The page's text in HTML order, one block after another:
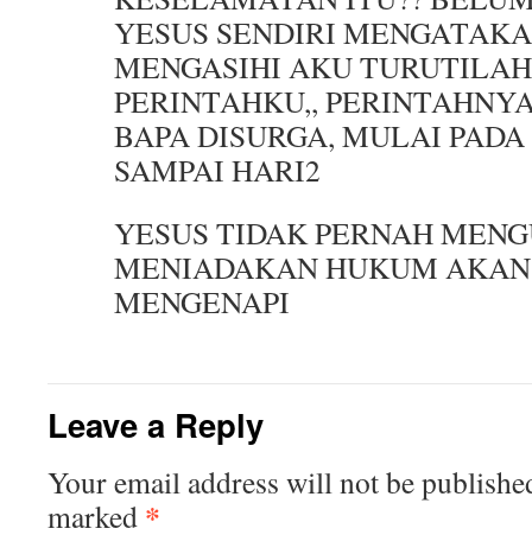
YESUS SENDIRI
MENGASIHI AKU
PERINTAHKU,,
BAPA DISURGA, MULAI
SAMPAI HARI2
YESUS TIDAK PERNAH
MENIADAKAN HUKUM
MENGENAPI
Leave a Reply
Your email address will not be
marked *